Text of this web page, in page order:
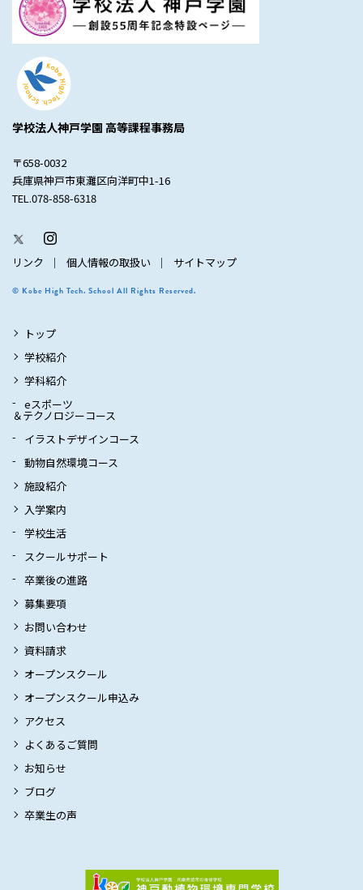
学校法人神戸学園 高等課程事務局
〒658-0032
兵庫県神戸市東灘区向洋町中1-16
TEL.078-858-6318
リンク 個人情報の取扱い サイトマップ
© Kobe High Tech. School All Rights Reserved.
トップ
学校紹介
学科紹介
eスポーツ
＆テクノロジーコース
イラストデザインコース
動物自然環境コース
施設紹介
入学案内
学校生活
スクールサポート
卒業後の進路
募集要項
お問い合わせ
資料請求
オープンスクール
オープンスクール申込み
アクセス
よくあるご質問
お知らせ
ブログ
卒業生の声